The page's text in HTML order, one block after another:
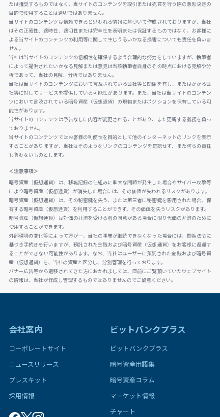
たは推奨するものではなく、当サイトのコンテンツを取引または売買を行う際の意思決定の
目的で使用することは適切ではありません。
当サイトのコンテンツは信頼できると思われる情報に基づいて作成されておりますが、当社
はその正確性、適時性、適切性または完全性を表明または保証するものではなく、お客様に
よる当サイトのコンテンツの利用等に関して生じうるいかなる損害についても責任を負いま
せん。
当社は当サイトのコンテンツの信頼性を確保するよう合理的な努力をしていますが、執筆者
によって提供されたいかなる見解または意見は当該執筆者自身のその時点における見解や分
析であって、当社の見解、分析ではありません。
当社は当サイトのコンテンツにおいて言及されている会社等と関係を有し、またはかかる会
社等に対してサービスを提供している可能性があります。また、当社は当サイトのコンテン
ツにおいて言及されている暗号資産（仮想通貨）の現物またはポジションを保有している可
能性があります。
当サイトのコンテンツは予告なしに内容が変更されることがあり、また更新する義務を負っ
ておりません。
当サイトのコンテンツではお客様の利便性を目的として他のインターネットのリンクを表示
することがありますが、当社はそのようなリンクのコンテンツを是認せず、また何らの責任
も負わないものとします。
＜注意事項＞
暗号資産（仮想通貨）は、移転記録の仕組みに重大な問題が発生した場合やサイバー攻撃等
により暗号資産（仮想通貨）が消失した場合には、その価値が失われるリスクがあります。
暗号資産（仮想通貨）は、その秘密鍵を失う、または第三者に秘密鍵を悪用された場合、保
有する暗号資産（仮想通貨）を利用することができず、その価値を失うリスクがあります。
暗号資産（仮想通貨）は対価の弁済を受ける者の同意がある場合に限り代価の弁済のために
使用することができます。
外部環境の変化等によって万が一、当社の事業が継続できなくなった場合には、関係法令に
基づき手続きを行いますが、預託された金銭および暗号資産（仮想通貨）をお客様に返還す
ることができない可能性があります。なお、当社はユーザーに預託された金銭および暗号資
産（仮想通貨）を、当社の資産と区分し、分別管理を行っております。
バナー広告等から遷移されてきた方におかれましては、直前にご覧頂いていたウェブサイト
の情報は、当社が作成し管理するものではありませんのでご留意ください。
会社案内
コーポレートサイト
ニュースリリース
プレスキット
採用情報
ビットバンクプラス
ビットバンクプラス
暗号資産用語集
暗号資産コラム
マーケット情報
チャート